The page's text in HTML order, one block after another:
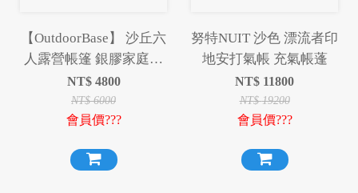
【OutdoorBase】 沙丘六
人露營帳篷 銀膠家庭帳
篷 六人帳 遮光銀膠帳蓬
耐水壓2000mm
NT$ 4800
NT$6000
會員價???
努特NUIT 沙色 漂流者印
地安打氣帳 充氣帳蓬
NT$ 11800
NT$19200
會員價???